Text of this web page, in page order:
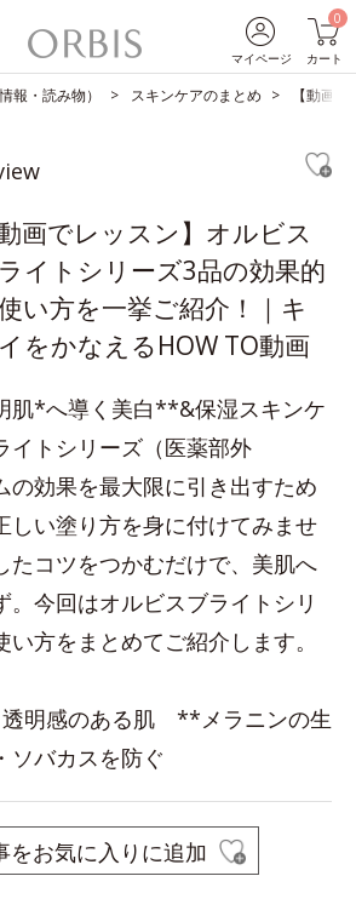
マイページ
0
カート
報・読み物） スキンケアのまとめ 【動画
動画でレッスン】オルビス
イトシリーズ3品の効果的
い方を一挙ご紹介！｜キ
をかなえるHOW TO動画
肌*へ導く美白**&保湿スキンケ
イトシリーズ（医薬部外
の効果を最大限に引き出すため
しい塗り方を身に付けてみませ
たコツをつかむだけで、美肌へ
。今回はオルビスブライトシリ
方をまとめてご紹介します。
明感のある肌 **メラニンの生
ソバカスを防ぐ
をお気に入りに追加